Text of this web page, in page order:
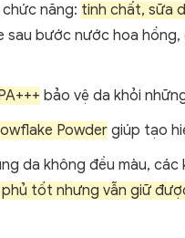
năng: tinh chất, sữa
sau bước nước hoa
bảo vệ da khỏi
Powdergiúp tạo
da không đều màu,
tốt nhưng vẫn giữ